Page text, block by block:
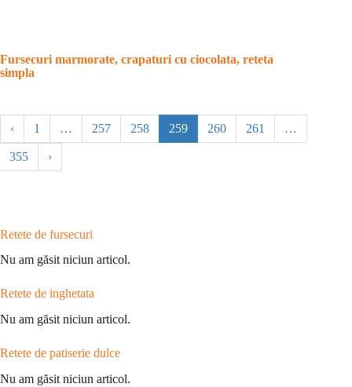
Fursecuri marmorate, crapaturi cu ciocolata, reteta
simpla
‹ 1 … 257 258 259 260 261 …
355 ›
Retete de fursecuri
Nu am găsit niciun articol.
Retete de inghetata
Nu am găsit niciun articol.
Retete de patiserie dulce
Nu am găsit niciun articol.